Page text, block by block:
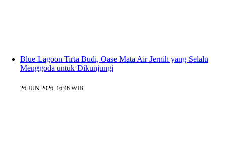
Blue Lagoon Tirta Budi, Oase Mata Air Jernih yang Selalu
Menggoda untuk Dikunjungi
26 JUN 2026, 16:46 WIB